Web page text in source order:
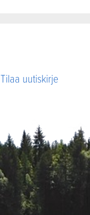
Tilaa uutiskirje